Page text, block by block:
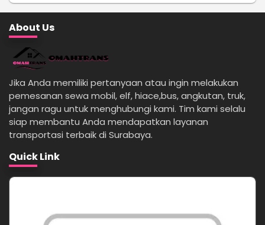
About Us
Jika Anda memiliki pertanyaan atau ingin melakukan
pemesanan sewa mobil, elf, hiace,bus, angkutan, truk,
jangan ragu untuk menghubungi kami. Tim kami selalu
siap membantu Anda mendapatkan layanan
transportasi terbaik di Surabaya.
Quick Link